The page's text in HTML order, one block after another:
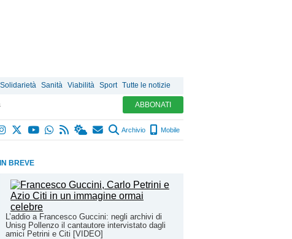
Solidarietà Sanità Viabilità Sport Tutte le notizie
ABBONATI
Archivio Mobile
IN BREVE
L’addio a Francesco Guccini: negli archivi di
Unisg Pollenzo il cantautore intervistato dagli
amici Petrini e Citi [VIDEO]